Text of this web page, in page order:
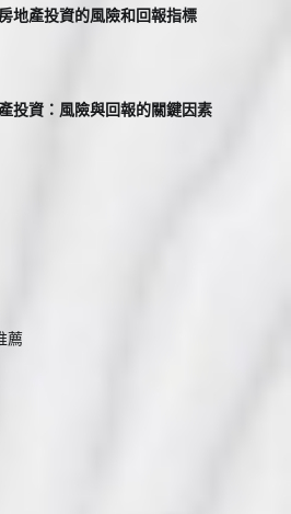
地產投資的風險和回報指標
投資：風險與回報的關鍵因素
薦